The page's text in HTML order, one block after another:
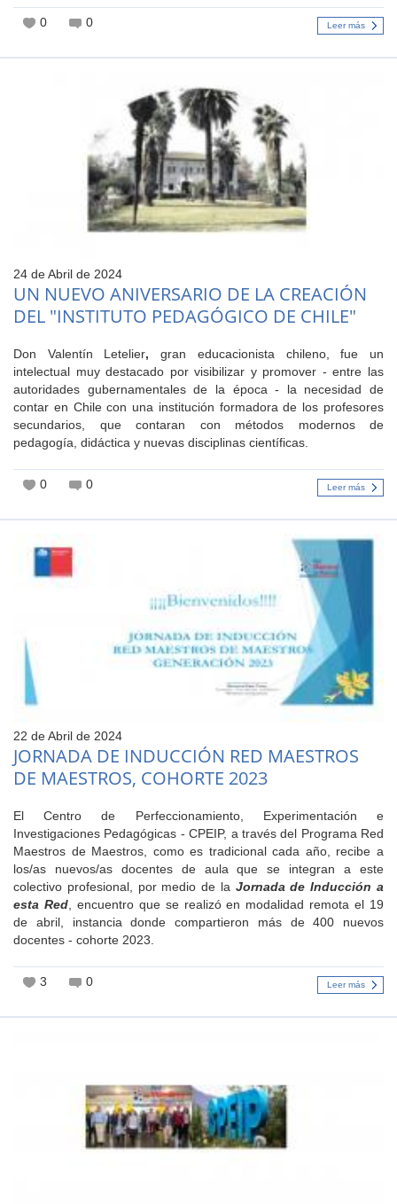
0 0 Leer más
24 de Abril de 2024
UN NUEVO ANIVERSARIO DE LA CREACIÓN
DEL "INSTITUTO PEDAGÓGICO DE CHILE"
Don Valentín Letelier, gran educacionista chileno, fue un
intelectual muy destacado por visibilizar y promover - entre las
autoridades gubernamentales de la época - la necesidad de
contar en Chile con una institución formadora de los profesores
secundarios, que contaran con métodos modernos de
pedagogía, didáctica y nuevas disciplinas científicas.
0 0 Leer más
22 de Abril de 2024
JORNADA DE INDUCCIÓN RED MAESTROS
DE MAESTROS, COHORTE 2023
El Centro de Perfeccionamiento, Experimentación e
Investigaciones Pedagógicas - CPEIP, a través del Programa Red
Maestros de Maestros, como es tradicional cada año, recibe a
los/as nuevos/as docentes de aula que se integran a este
colectivo profesional, por medio de la Jornada de Inducción a
esta Red, encuentro que se realizó en modalidad remota el 19
de abril, instancia donde compartieron más de 400 nuevos
docentes - cohorte 2023.
3 0 Leer más